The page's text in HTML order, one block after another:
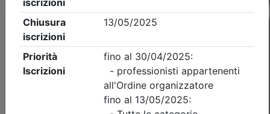
Esito della ricerca eventi formativi
Non è stato trovato nessun evento formativo con i
parametri di ricerca utilizzati